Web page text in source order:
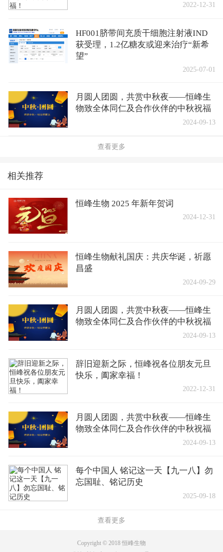
2022-12-31
HF001脐带间充质干细胞注射液IND
获受理，1.2亿糖友或迎来治疗“新希
望”
2025-07-01
月圆人团圆，共赏中秋夜——恒峰生
物致全体同仁及合作伙伴的中秋祝福
2024-09-13
查看更多
相关推荐
恒峰生物 2025 年新年贺词
2024-12-31
恒峰生物献礼国庆：共庆华诞，祈愿
昌盛
2024-09-29
月圆人团圆，共赏中秋夜——恒峰生
物致全体同仁及合作伙伴的中秋祝福
2024-09-13
辞旧迎新之际，恒峰祝各位朋友元旦
快乐，阖家幸福！
2022-12-31
月圆人团圆，共赏中秋夜——恒峰生
物致全体同仁及合作伙伴的中秋祝福
2024-09-13
每个中国人 铭记这一天【九一八】勿
忘国耻、铭记历史
2025-09-18
查看更多
Copyright © 2018 恒峰生物